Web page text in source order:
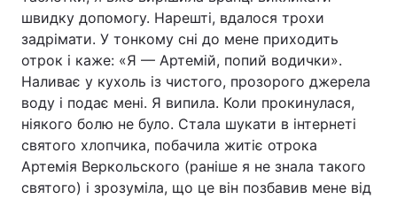
Послуги
швидку допомогу. Нарешті, вдалося трохи
задрімати. У тонкому сні до мене приходить
отрок і каже: «Я — Артемій, попий водички».
Наливає у кухоль із чистого, прозорого джерела
воду і подає мені. Я випила. Коли прокинулася,
ніякого болю не було. Стала шукати в інтернеті
святого хлопчика, побачила житіє отрока
Артемія Веркольского (раніше я не знала такого
святого) і зрозуміла, що це він позбавив мене від